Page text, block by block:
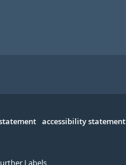
accessibility statement
Labels